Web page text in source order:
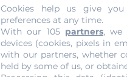
faire de façon juste et
la manière la plus
disponibles
Ce prix pourra
Cookies help us give
preferences at any time.
With our 105 partners, we
devices (cookies, pixels in
with our partners, whether
held by some of us, or